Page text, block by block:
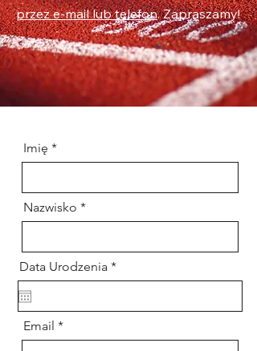
przez e-mail lub telefon. Zapraszamy!
Imię
Nazwisko
Data Urodzenia *r
e
i
e
Email